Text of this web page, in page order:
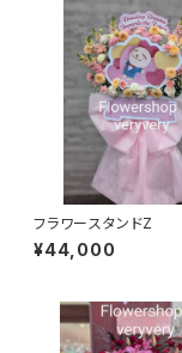
フラワースタンドZ
¥44,000